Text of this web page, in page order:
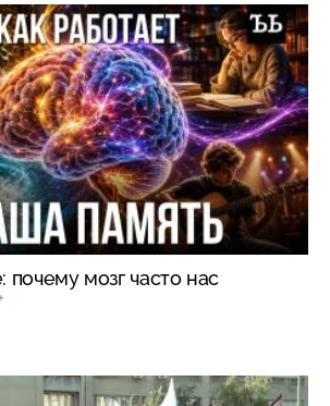
почему мозг часто нас